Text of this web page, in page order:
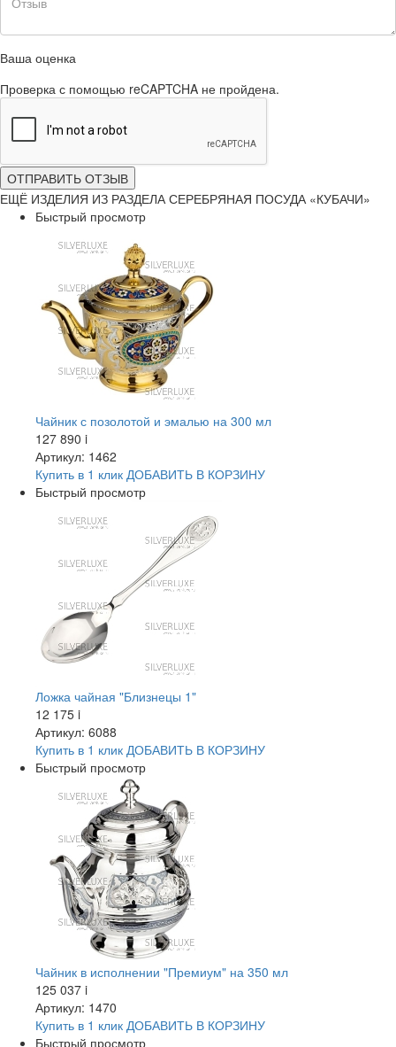
Ваша оценка
Проверка с помощью reCAPTCHA не пройдена.
ОТПРАВИТЬ ОТЗЫВ
ЕЩЁ ИЗДЕЛИЯ ИЗ РАЗДЕЛА СЕРЕБРЯНАЯ ПОСУДА «КУБАЧИ»
Быстрый просмотр
Чайник с позолотой и эмалью на 300 мл
127 890 i
Артикул: 1462
Купить в 1 клик ДОБАВИТЬ В КОРЗИНУ
Быстрый просмотр
Ложка чайная "Близнецы 1"
12 175 i
Артикул: 6088
Купить в 1 клик ДОБАВИТЬ В КОРЗИНУ
Быстрый просмотр
Чайник в исполнении "Премиум" на 350 мл
125 037 i
Артикул: 1470
Купить в 1 клик ДОБАВИТЬ В КОРЗИНУ
Быстрый просмотр